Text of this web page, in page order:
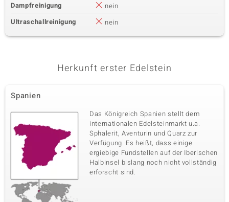
Dampfreinigung
nein
Ultraschallreinigung
nein
Herkunft erster Edelstein
Spanien
Das Königreich Spanien stellt dem
internationalen Edelsteinmarkt u.a.
Sphalerit, Aventurin und Quarz zur
Verfügung. Es heißt, dass einige
ergiebige Fundstellen auf der Iberischen
Halbinsel bislang noch nicht vollständig
erforscht sind.